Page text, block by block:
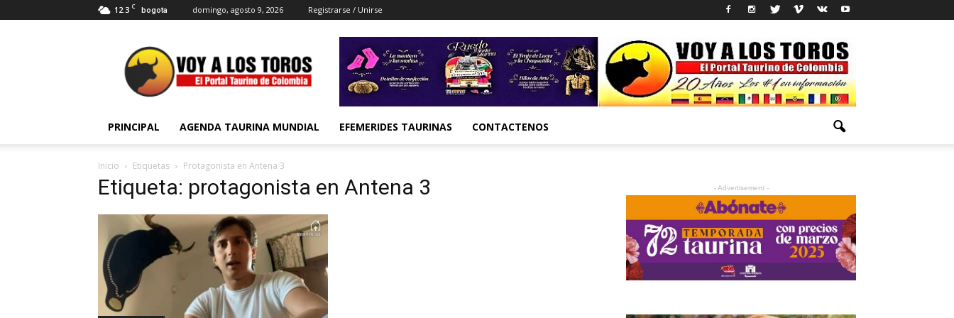
12.3 C bogota domingo, agosto 9, 2026 Registrarse / Unirse
Voy
a
Los
Toros
PRINCIPAL AGENDA TAURINA MUNDIAL EFEMERIDES TAURINAS CONTACTENOS
Inicio Etiquetas Protagonista en Antena 3
Etiqueta: protagonista en Antena 3 - Advertisement -